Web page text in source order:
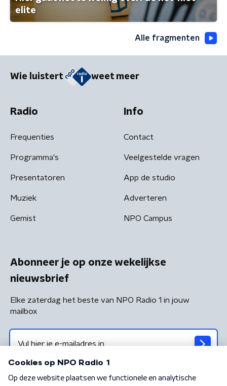
elite
Alle fragmenten
Wie luistert weet meer
Radio
Frequenties
Programma's
Presentatoren
Muziek
Gemist
Info
Contact
Veelgestelde vragen
App de studio
Adverteren
NPO Campus
Abonneer je op onze wekelijkse
nieuwsbrief
Elke zaterdag het beste van NPO Radio 1 in jouw
mailbox